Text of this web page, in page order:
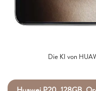
Die KI von